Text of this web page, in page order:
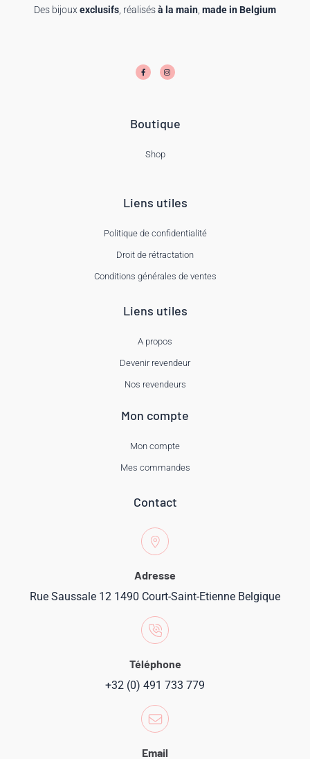
Des bijoux exclusifs , réalisésà la main made in Belgium
c
e
b
s
t
a
Boutique
Shop
Liens utiles
Politique de confidentialité
Droit de rétractation
Conditions générales de ventes
Liens utiles
A propos
Devenir revendeur
Nos revendeurs
Mon compte
Mon compte
Mes commandes
Contact
Adresse
Rue Saussale 12 1490 Court-Saint-Etienne Belgique
Téléphone
+32 (0) 491 733 779
Email